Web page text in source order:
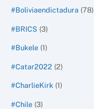
#Boliviaendictadura (78)
#BRICS (3)
#Bukele (1)
#Catar2022 (2)
#CharlieKirk (1)
#Chile (3)